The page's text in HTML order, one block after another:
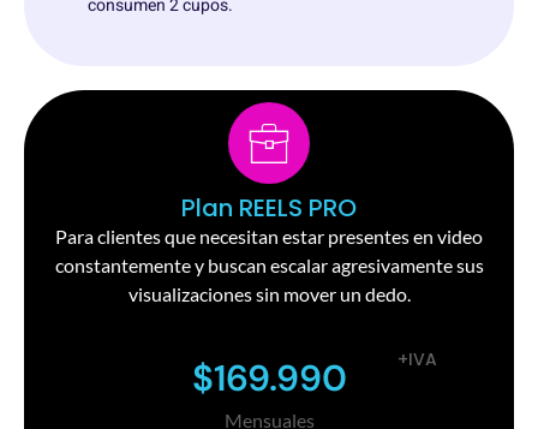
Plan REELS PRO
Para clientes que necesitan estar presentes en video
constantemente y buscan escalar agresivamente sus
visualizaciones sin mover un dedo.
+IVA
$169.990
Mensuales